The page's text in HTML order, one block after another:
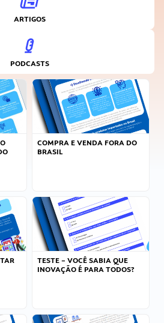
ARTIGOS
PODCASTS
COMPRA E VENDA FORA DO
BRASIL
TESTE – VOCÊ SABIA QUE
INOVAÇÃO É PARA TODOS?